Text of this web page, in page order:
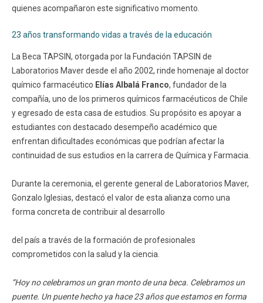
quienes acompañaron este significativo momento.
23 años transformando vidas a través de la educación
La Beca TAPSIN, otorgada por la Fundación TAPSIN de
Laboratorios Maver desde el año 2002, rinde homenaje al doctor
químico farmacéutico Elías Albalá Franco, fundador de la
compañía, uno de los primeros químicos farmacéuticos de Chile
y egresado de esta casa de estudios. Su propósito es apoyar a
estudiantes con destacado desempeño académico que
enfrentan dificultades económicas que podrían afectar la
continuidad de sus estudios en la carrera de Química y Farmacia.
Durante la ceremonia, el gerente general de Laboratorios Maver,
Gonzalo Iglesias, destacó el valor de esta alianza como una
forma concreta de contribuir al desarrollo
del país a través de la formación de profesionales
comprometidos con la salud y la ciencia.
“Hoy no celebramos un gran monto de una beca. Celebramos un
puente. Un puente hecho ya hace 23 años que estamos en forma